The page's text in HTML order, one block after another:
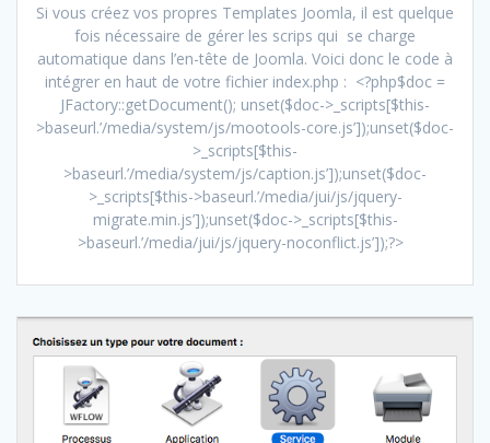
Si vous créez vos propres Templates Joomla, il est quelque
fois nécessaire de gérer les scrips qui se charge
automatique dans l’en-tête de Joomla. Voici donc le code à
intégrer en haut de votre fichier index.php : <?php$doc =
JFactory::getDocument(); unset($doc->_scripts[$this-
>baseurl.’/media/system/js/mootools-core.js’]);unset($doc-
>_scripts[$this-
>baseurl.’/media/system/js/caption.js’]);unset($doc-
>_scripts[$this->baseurl.’/media/jui/js/jquery-
migrate.min.js’]);unset($doc->_scripts[$this-
>baseurl.’/media/jui/js/jquery-noconflict.js’]);?>